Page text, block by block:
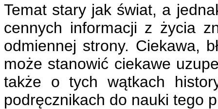
Temat stary jak świat, a
cennych informacji z życia
odmiennej strony. Ciekawa,
może stanowić ciekawe
także o tych wątkach
podręcznikach do nauki tego